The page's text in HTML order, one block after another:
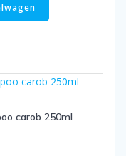
carob 250ml